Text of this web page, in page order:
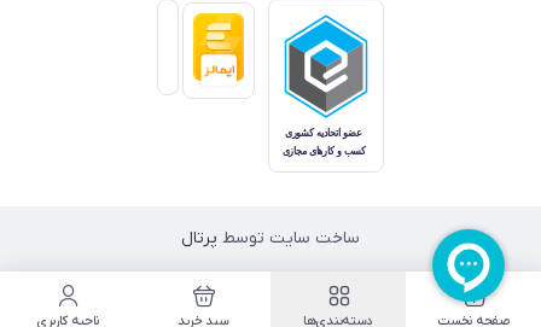
ساخت سایت توسط پرتال
صفحه نخست دسته‌بندی‌ها سبد خرید ناحیه کاربری